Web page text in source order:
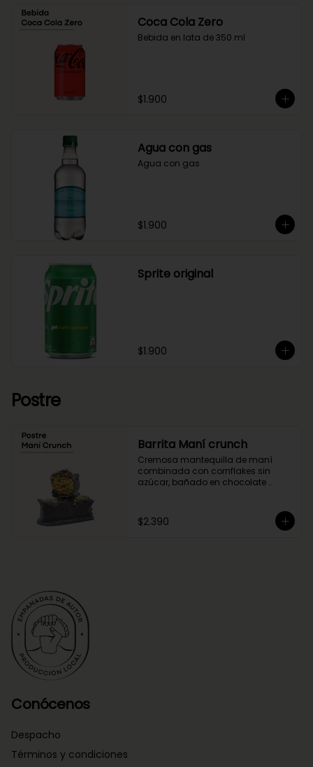
Coca Cola Zero
Bebida en lata de 350 ml
$1.900
Agua con gas
Agua con gas
$1.900
Sprite original
$1.900
Postre
Barrita Maní crunch
Cremosa mantequilla de maní
combinada con cornflakes sin
azúcar, bañado en chocolate
$2.390
Conócenos
Despacho
Términos y condiciones